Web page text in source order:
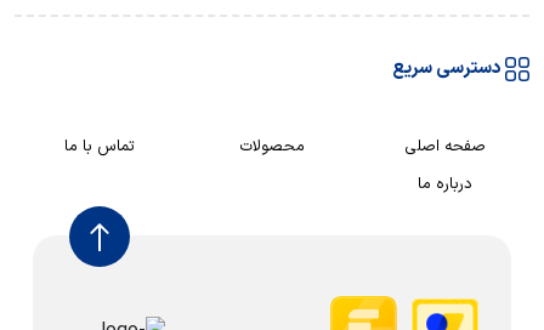
دسترسی سریع
صفحه اصلی محصولات
تماس با ما
درباره ما